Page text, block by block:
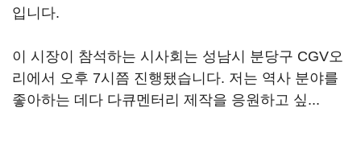
입니다.
이 시장이 참석하는 시사회는 성남시 분당구 CGV오
리에서 오후 7시쯤 진행됐습니다. 저는 역사 분야를
좋아하는 데다 다큐멘터리 제작을 응원하고 싶...